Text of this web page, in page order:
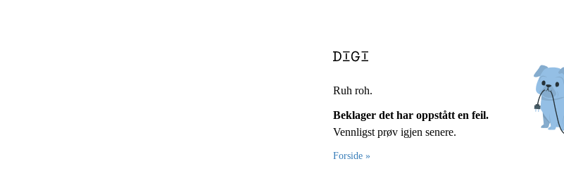
Ruh roh.
Beklager det har oppstått en feil.
Vennligst prøv igjen senere.
Forside »